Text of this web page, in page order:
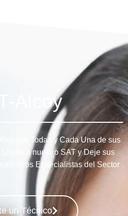
Alcoy
Todas y Cada Una de sus
Llame a nuestro SAT y Deje sus
Especialistas del Sector
un Técnico